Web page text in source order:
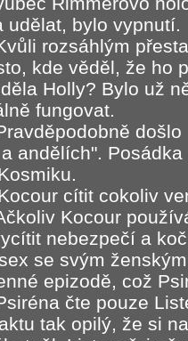
udělat, bylo vypnutí.
rozsáhlým
kde věděl, že ho
Holly? Bylo už
fungovat.
andělích".
cítit cokoliv
Kocour
nebezpečí a
se svým
epizodě, což
čte pouze
tak opilý, že si